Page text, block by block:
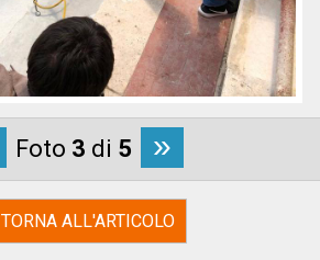
Foto 3 di 5 »
TORNA ALL'ARTICOLO